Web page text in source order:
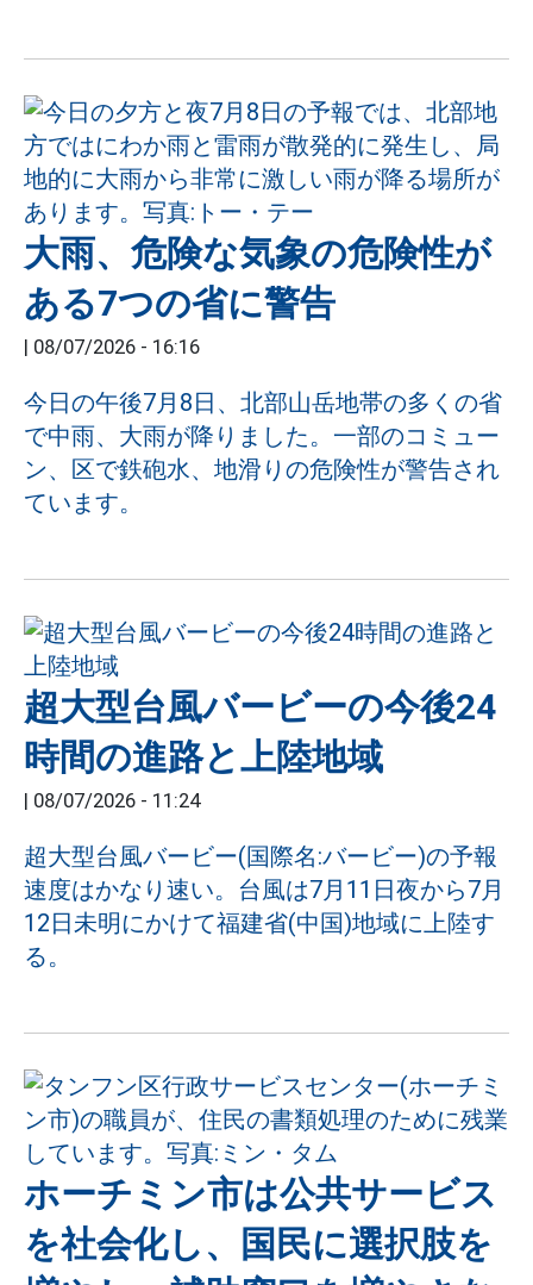
大雨、危険な気象の危険性が
ある7つの省に警告
| 08/07/2026 - 16:16
今日の午後7月8日、北部山岳地帯の多くの省
で中雨、大雨が降りました。一部のコミュー
ン、区で鉄砲水、地滑りの危険性が警告され
ています。
超大型台風バービーの今後24
時間の進路と上陸地域
| 08/07/2026 - 11:24
超大型台風バービー(国際名:バービー)の予報
速度はかなり速い。台風は7月11日夜から7月
12日未明にかけて福建省(中国)地域に上陸す
る。
ホーチミン市は公共サービス
を社会化し、国民に選択肢を